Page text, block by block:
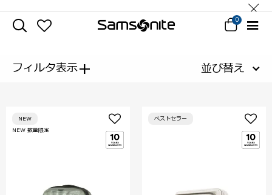
0
フィルタ表示+ 並び替え
NEW 数量限定
NEW ベストセラー